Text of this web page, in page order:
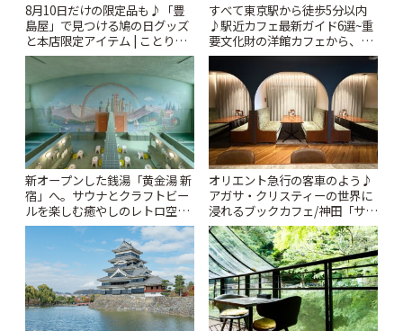
8月10日だけの限定品も♪「豊
島屋」で見つける鳩の日グッズ
と本店限定アイテム | ことりっ
ぷ
すべて東京駅から徒歩5分以内
♪駅近カフェ最新ガイド6選~重
要文化財の洋館カフェから、改
札すぐのレトロ喫茶まで~ | こと
りっぷ
新オープンした銭湯「黄金湯 新
宿」へ。サウナとクラフトビー
ルを楽しむ癒やしのレトロ空間
| ことりっぷ
オリエント急行の客車のよう♪
アガサ・クリスティーの世界に
浸れるブックカフェ/神田「サロ
ンクリスティ」 | ことりっぷ